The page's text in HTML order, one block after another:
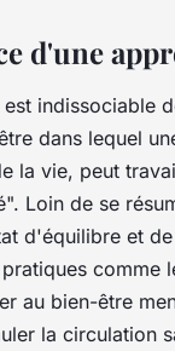
d'une
est indissociable
dans lequel
la vie, peut
Loin de se
d'équilibre et
comme
au bien-être
la circulation